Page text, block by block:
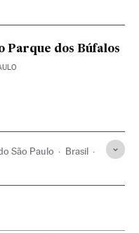
Parque dos Búfalos
São Paulo Brasil